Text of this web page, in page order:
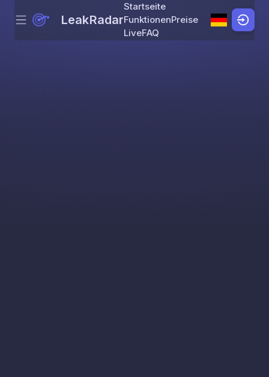
Skip to content
Menu LeakRadar
Startseite
FunktionenPreise
LiveFAQ